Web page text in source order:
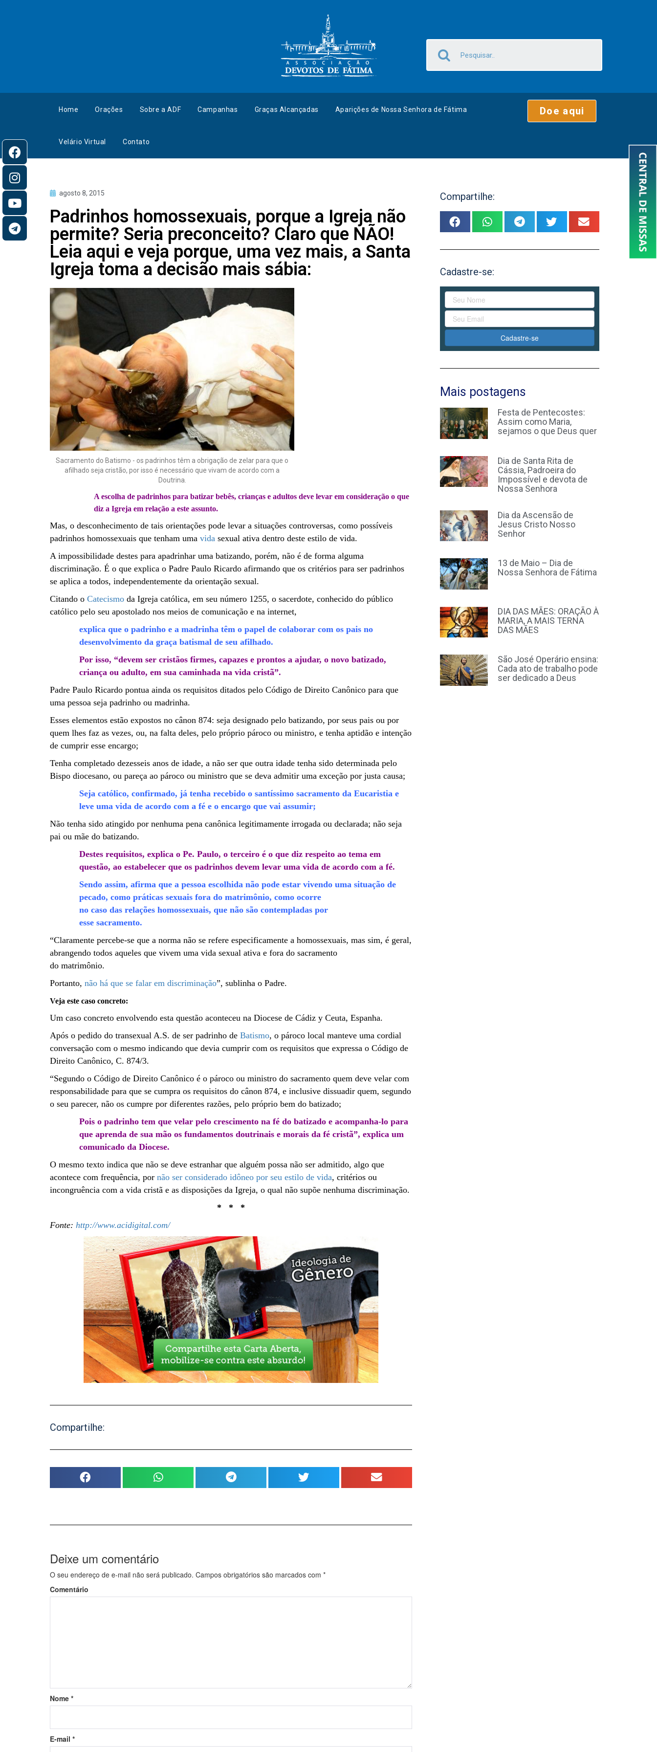
Home Orações Sobre a ADF Campanhas Graças Alcançadas Aparições de Nossa Senhora de Fátima
Velário Virtual Contato
Doe aqui
agosto 8, 2015
Padrinhos homossexuais, porque a Igreja não
permite? Seria preconceito? Claro que NÃO!
Leia aqui e veja porque, uma vez mais, a Santa
Igreja toma a decisão mais sábia:
Sacramento do Batismo - os padrinhos têm a obrigação de zelar para que o
afilhado seja cristão, por isso é necessário que vivam de acordo com a
Doutrina.
A escolha de padrinhos para batizar bebês, crianças e adultos deve levar em consideração o que
diz a Igreja em relação a este assunto.
Mas, o desconhecimento de tais orientações pode levar a situações controversas, como possíveis
padrinhos homossexuais que tenham uma vida sexual ativa dentro deste estilo de vida.
A impossibilidade destes para apadrinhar uma batizando, porém, não é de forma alguma
discriminação. É o que explica o Padre Paulo Ricardo afirmando que os critérios para ser padrinhos
se aplica a todos, independentemente da orientação sexual.
Citando o Catecismo da Igreja católica, em seu número 1255, o sacerdote, conhecido do público
católico pelo seu apostolado nos meios de comunicação e na internet,
explica que o padrinho e a madrinha têm o papel de colaborar com os pais no
desenvolvimento da graça batismal de seu afilhado.
Por isso, “devem ser cristãos firmes, capazes e prontos a ajudar, o novo batizado,
criança ou adulto, em sua caminhada na vida cristã”.
Padre Paulo Ricardo pontua ainda os requisitos ditados pelo Código de Direito Canônico para que
uma pessoa seja padrinho ou madrinha.
Esses elementos estão expostos no cânon 874: seja designado pelo batizando, por seus pais ou por
quem lhes faz as vezes, ou, na falta deles, pelo próprio pároco ou ministro, e tenha aptidão e intenção
de cumprir esse encargo;
Tenha completado dezesseis anos de idade, a não ser que outra idade tenha sido determinada pelo
Bispo diocesano, ou pareça ao pároco ou ministro que se deva admitir uma exceção por justa causa;
Seja católico, confirmado, já tenha recebido o santíssimo sacramento da Eucaristia e
leve uma vida de acordo com a fé e o encargo que vai assumir;
Não tenha sido atingido por nenhuma pena canônica legitimamente irrogada ou declarada; não seja
pai ou mãe do batizando.
Destes requisitos, explica o Pe. Paulo, o terceiro é o que diz respeito ao tema em
questão, ao estabelecer que os padrinhos devem levar uma vida de acordo com a fé.
Sendo assim, afirma que a pessoa escolhida não pode estar vivendo uma situação de
pecado, como práticas sexuais fora do matrimônio, como ocorre
no caso das relações homossexuais, que não são contempladas por
esse sacramento.
“Claramente percebe-se que a norma não se refere especificamente a homossexuais, mas sim, é geral,
abrangendo todos aqueles que vivem uma vida sexual ativa e fora do sacramento
do matrimônio.
Portanto, não há que se falar em discriminação”, sublinha o Padre.
Veja este caso concreto:
Um caso concreto envolvendo esta questão aconteceu na Diocese de Cádiz y Ceuta, Espanha.
Após o pedido do transexual A.S. de ser padrinho de Batismo, o pároco local manteve uma cordial
conversação com o mesmo indicando que devia cumprir com os requisitos que expressa o Código de
Direito Canônico, C. 874/3.
“Segundo o Código de Direito Canônico é o pároco ou ministro do sacramento quem deve velar com
responsabilidade para que se cumpra os requisitos do cânon 874, e inclusive dissuadir quem, segundo
o seu parecer, não os cumpre por diferentes razões, pelo próprio bem do batizado;
Pois o padrinho tem que velar pelo crescimento na fé do batizado e acompanha-lo para
que aprenda de sua mão os fundamentos doutrinais e morais da fé cristã”, explica um
comunicado da Diocese.
O mesmo texto indica que não se deve estranhar que alguém possa não ser admitido, algo que
acontece com frequência, por não ser considerado idôneo por seu estilo de vida, critérios ou
incongruência com a vida cristã e as disposições da Igreja, o qual não supõe nenhuma discriminação.
* * *
Fonte: http://www.acidigital.com/
Compartilhe:
Deixe um comentário
O seu endereço de e-mail não será publicado. Campos obrigatórios são marcados com *
Comentário
Nome *
E-mail *
Compartilhe:
Cadastre-se:
Cadastre-se
Mais postagens
Festa de Pentecostes:
Assim como Maria,
sejamos o que Deus quer
Dia de Santa Rita de
Cássia, Padroeira do
Impossível e devota de
Nossa Senhora
Dia da Ascensão de
Jesus Cristo Nosso
Senhor
13 de Maio – Dia de
Nossa Senhora de Fátima
DIA DAS MÃES: ORAÇÃO À
MARIA, A MAIS TERNA
DAS MÃES
São José Operário ensina:
Cada ato de trabalho pode
ser dedicado a Deus